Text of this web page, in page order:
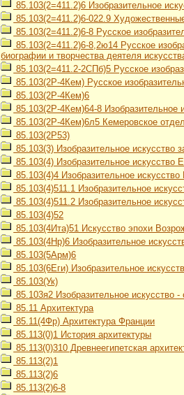
85.103(2=411.2)6 Изобразительное
85.103(2=411.2)6-022.9
85.103(2=411.2)6-8 Русское
85.103(2=411.2)6-8,2ю14 Русское
биографии и творчества деятеля
85.103(2=411.2-2СПб)5 Русское
85.103(2Р-4Кем) Русское
85.103(2Р-4Кем)6
85.103(2Р-4Кем)64-8 Изобразительное
85.103(2Р-4Кем)6л5 Кемеровское
85.103(2Р53)
85.103(3) Изобразительное искусство
85.103(4) Изобразительное искусство
85.103(4)4 Изобразительное
85.103(4)511.1 Изобразительное
85.103(4)511.2 Изобразительное
85.103(4)52
85.103(4Ита)51 Искусство эпохи
85.103(4Нр)6 Изобразительное
85.103(5Арм)6
85.103(6Еги) Изобразительное
85.103(Ук)
85.103я2 Изобразительное искусство
85.11 Архитектура
85.11(4Фр) Архитектура Франции
85.113(0)1 История архитектуры
85.113(0)310 Древнеегипетская
85.113(2)1
85.113(2)6
85.113(2)6-8